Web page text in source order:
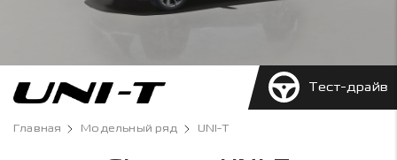
Тест-драйв
Главная Модельный ряд UNI-T